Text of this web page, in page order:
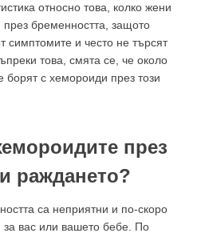
относно това, колко жени
през бременността, защото
симптомите и често не търсят
това, смята се, че около
борят с хемороиди през този
през
раждането?
са неприятни и по-скоро
за вас или вашето бебе. По